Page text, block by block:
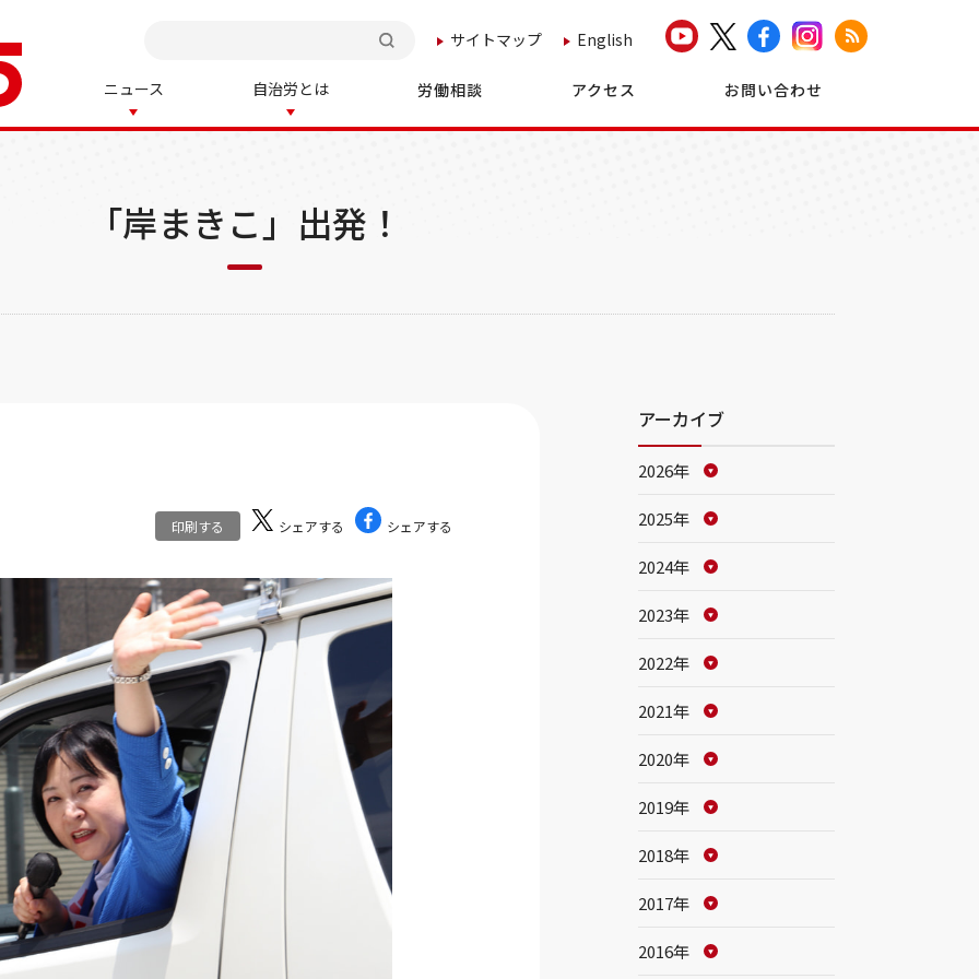
検索 サイトマップ English
ニュース 自治労とは 労働相談 アクセス お問い合わせ
「岸まきこ」出発！
印刷する シェアする シェアする
アーカイブ
2026年
2025年
2024年
2023年
2022年
2021年
2020年
2019年
2018年
2017年
2016年